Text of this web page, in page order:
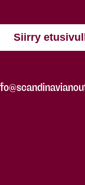
Siirry